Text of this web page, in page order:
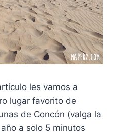
les vamos a
lugar favorito de
de Concón (valga la
a solo 5 minutos